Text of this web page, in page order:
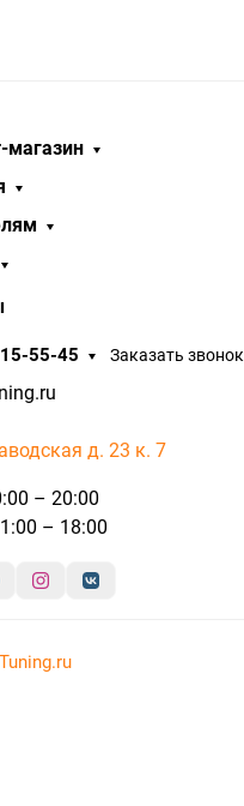
магазин
55-45 Заказать звонок
д. 23 к. 7
– 20:00
– 18:00